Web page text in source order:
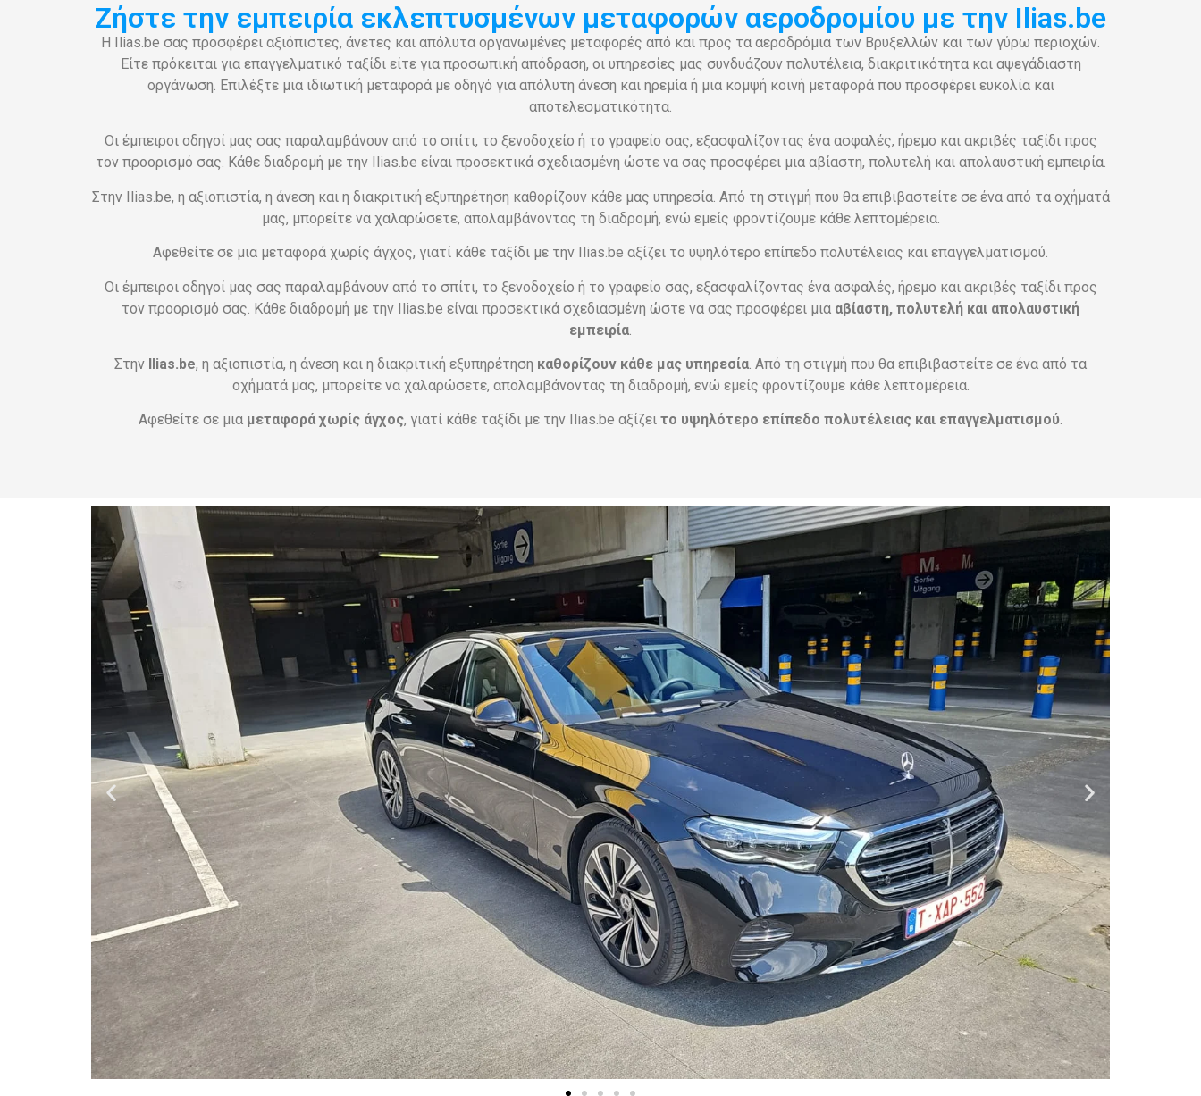
Ζήστε την εμπειρία εκλεπτυσμένων μεταφορών αεροδρομίου με την Ilias.be
Η Ilias.be σας προσφέρει αξιόπιστες, άνετες και απόλυτα οργανωμένες μεταφορές από και προς τα αεροδρόμια των Βρυξελλών και των γύρω περιοχών.
Είτε πρόκειται για επαγγελματικό ταξίδι είτε για προσωπική απόδραση, οι υπηρεσίες μας συνδυάζουν πολυτέλεια, διακριτικότητα και αψεγάδιαστη
οργάνωση. Επιλέξτε μια ιδιωτική μεταφορά με οδηγό για απόλυτη άνεση και ηρεμία ή μια κομψή κοινή μεταφορά που προσφέρει ευκολία και
αποτελεσματικότητα.
Οι έμπειροι οδηγοί μας σας παραλαμβάνουν από το σπίτι, το ξενοδοχείο ή το γραφείο σας, εξασφαλίζοντας ένα ασφαλές, ήρεμο και ακριβές ταξίδι προς
τον προορισμό σας. Κάθε διαδρομή με την Ilias.be είναι προσεκτικά σχεδιασμένη ώστε να σας προσφέρει μια αβίαστη, πολυτελή και απολαυστική εμπειρία.
Στην Ilias.be, η αξιοπιστία, η άνεση και η διακριτική εξυπηρέτηση καθορίζουν κάθε μας υπηρεσία. Από τη στιγμή που θα επιβιβαστείτε σε ένα από τα οχήματά
μας, μπορείτε να χαλαρώσετε, απολαμβάνοντας τη διαδρομή, ενώ εμείς φροντίζουμε κάθε λεπτομέρεια.
Αφεθείτε σε μια μεταφορά χωρίς άγχος, γιατί κάθε ταξίδι με την Ilias.be αξίζει το υψηλότερο επίπεδο πολυτέλειας και επαγγελματισμού.
Οι έμπειροι οδηγοί μας σας παραλαμβάνουν από το σπίτι, το ξενοδοχείο ή το γραφείο σας, εξασφαλίζοντας ένα ασφαλές, ήρεμο και ακριβές ταξίδι προς
τον προορισμό σας. Κάθε διαδρομή με την Ilias.be είναι προσεκτικά σχεδιασμένη ώστε να σας προσφέρει μια αβίαστη, πολυτελή και απολαυστική
εμπειρία
Στην Ilias.be, η αξιοπιστία, η άνεση και η διακριτική εξυπηρέτηση καθορίζουν κάθε μας υπηρεσία. Από τη στιγμή που θα επιβιβαστείτε σε ένα από τα
οχήματά μας, μπορείτε να χαλαρώσετε, απολαμβάνοντας τη διαδρομή, ενώ εμείς φροντίζουμε κάθε λεπτομέρεια.
Αφεθείτε σε μια μεταφορά χωρίς άγχος, γιατί κάθε ταξίδι με την Ilias.be αξίζει το υψηλότερο επίπεδο πολυτέλειας και επαγγελματισμού.